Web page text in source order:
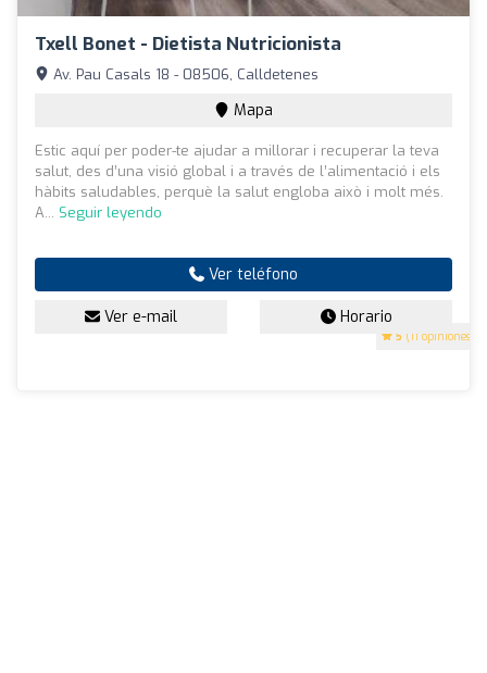
Txell Bonet - Dietista Nutricionista
5 (11 opiniones)
Av. Pau Casals 18 - 08506, Calldetenes
Mapa
Estic aquí per poder-te ajudar a millorar i recuperar la teva
salut, des d’una visió global i a través de l’alimentació i els
hàbits saludables, perquè la salut engloba això i molt més.
A... Seguir leyendo
Ver teléfono
Ver e-mail Horario